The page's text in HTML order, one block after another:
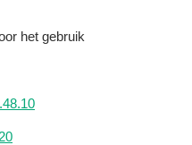
het gebruik